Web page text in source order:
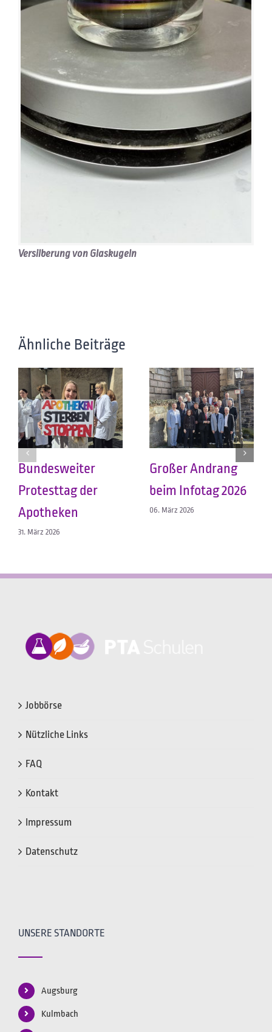
Versilberung von Glaskugeln
Ähnliche Beiträge
Bundesweiter
Protesttag der
Apotheken
31. März 2026
Großer Andrang
beim Infotag 2026
06. März 2026
Jobbörse
Nützliche Links
FAQ
Kontakt
Impressum
Datenschutz
UNSERE STANDORTE
Augsburg
Kulmbach